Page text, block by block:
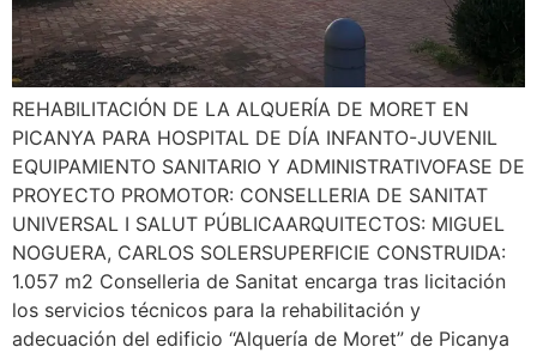
REHABILITACIÓN DE LA ALQUERÍA DE MORET EN
PICANYA PARA HOSPITAL DE DÍA INFANTO-JUVENIL
EQUIPAMIENTO SANITARIO Y ADMINISTRATIVOFASE DE
PROYECTO PROMOTOR: CONSELLERIA DE SANITAT
UNIVERSAL I SALUT PÚBLICAARQUITECTOS: MIGUEL
NOGUERA, CARLOS SOLERSUPERFICIE CONSTRUIDA:
1.057 m2 Conselleria de Sanitat encarga tras licitación
los servicios técnicos para la rehabilitación y
adecuación del edificio “Alquería de Moret” de Picanya